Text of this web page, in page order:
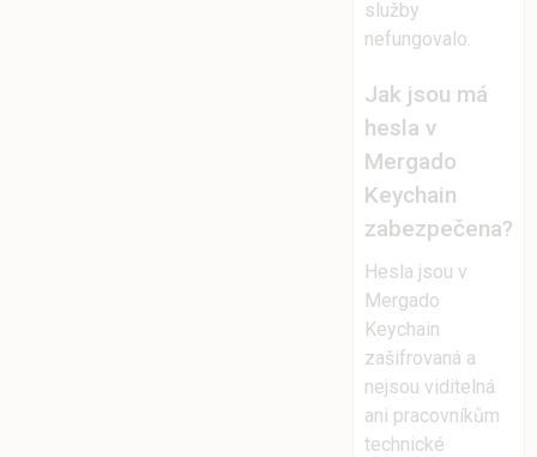
služby
nefungovalo.
Jak jsou má
hesla v
Mergado
Keychain
zabezpečena?
Hesla jsou v
Mergado
Keychain
zašifrovaná a
nejsou viditelná
ani pracovníkům
technické